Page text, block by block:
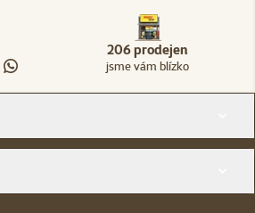
206 prodejen
jsme vám blízko